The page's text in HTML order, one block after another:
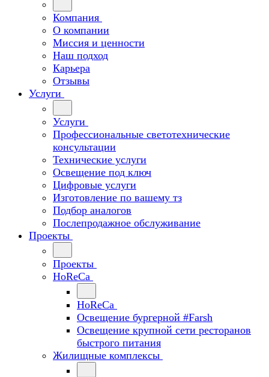
Компания
О компании
Миссия и ценности
Наш подход
Карьера
Отзывы
Услуги
Услуги
Профессиональные светотехнические
консультации
Технические услуги
Освещение под ключ
Цифровые услуги
Изготовление по вашему тз
Подбор аналогов
Послепродажное обслуживание
Проекты
Проекты
HoReCa
HoReCa
Освещение бургерной #Farsh
Освещение крупной сети ресторанов
быстрого питания
Жилищные комплексы